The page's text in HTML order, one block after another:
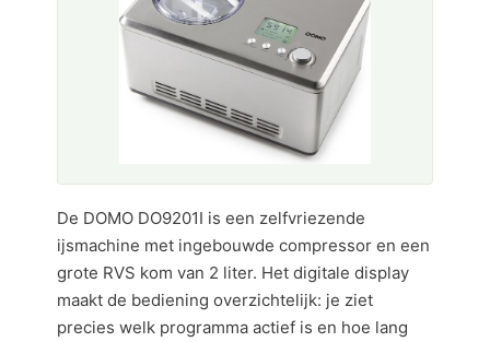
De DOMO DO9201I is een zelfvriezende
ijsmachine met ingebouwde compressor en een
grote RVS kom van 2 liter. Het digitale display
maakt de bediening overzichtelijk: je ziet
precies welk programma actief is en hoe lang